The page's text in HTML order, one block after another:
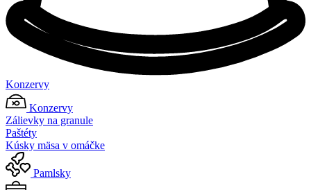
Konzervy
Konzervy
Zálievky na granule
Paštéty
Kúsky mäsa v omáčke
Pamlsky